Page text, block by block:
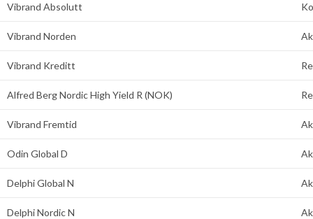
Vibrand Absolutt
Vibrand Norden
Vibrand Kreditt
Alfred Berg Nordic High Yield R (NOK)
Vibrand Fremtid
Odin Global D
Delphi Global N
Delphi Nordic N